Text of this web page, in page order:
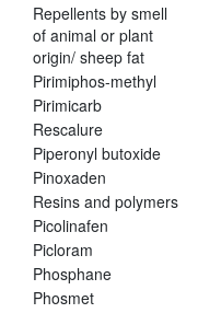
Repellents by smell
of animal or plant
origin/ sheep fat
Pirimiphos-methyl
Pirimicarb
Rescalure
Piperonyl butoxide
Pinoxaden
Resins and polymers
Picolinafen
Picloram
Phosphane
Phosmet